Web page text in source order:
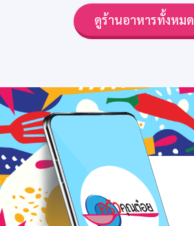
ดูร้านอาหารทั้งหมด